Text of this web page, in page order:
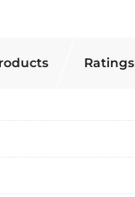
Ratings